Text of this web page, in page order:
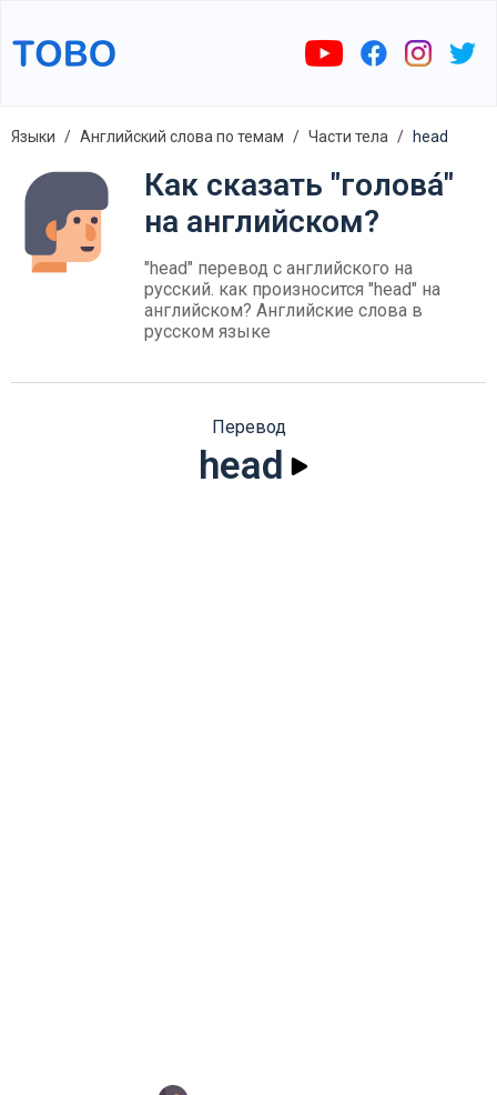
Языки Английский слова по темам Части тела head
Как сказать "голова́"
на английском?
"head" перевод с английского на
русский. как произносится "head" на
английском? Английские слова в
русском языке
Перевод
head